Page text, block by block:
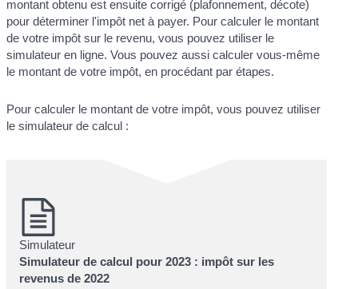
montant obtenu est ensuite corrigé (plafonnement, décote)
pour déterminer l'impôt net à payer. Pour calculer le montant
de votre impôt sur le revenu, vous pouvez utiliser le
simulateur en ligne. Vous pouvez aussi calculer vous-même
le montant de votre impôt, en procédant par étapes.
Pour calculer le montant de votre impôt, vous pouvez utiliser
le simulateur de calcul :
Simulateur
Simulateur de calcul pour 2023 : impôt sur les
revenus de 2022